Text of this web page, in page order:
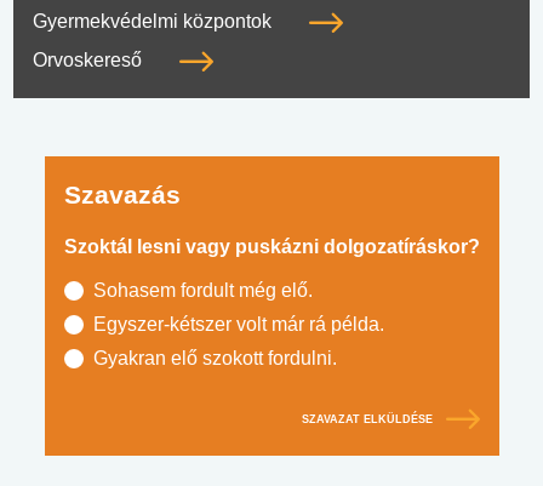
Gyermekvédelmi központok
Orvoskereső
Szavazás
Szoktál lesni vagy puskázni dolgozatíráskor?
Sohasem fordult még elő.
Egyszer-kétszer volt már rá példa.
Gyakran elő szokott fordulni.
SZAVAZAT ELKÜLDÉSE